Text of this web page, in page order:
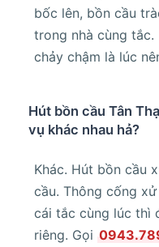
bốc lên, bồn cầu
trong nhà cùng
chảy chậm là lúc
Hút bồn cầu Tân
vụ khác nhau hả?
Khác. Hút bồn cầu
cầu. Thông cống
cái tắc cùng lúc thì
riêng. Gọi